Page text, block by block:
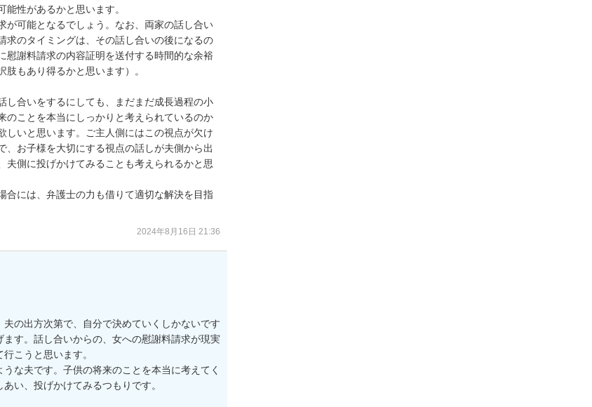
性があるかと思います。
可能となるでしょう。なお、両家の話し合い
求のタイミングは、その話し合いの後になるの
慰謝料請求の内容証明を送付する時間的な余裕
もあり得るかと思います）。
合いをするにしても、まだまだ成長過程の小
のことを本当にしっかりと考えられているのか
しいと思います。ご主人側にはこの視点が欠け
お子様を大切にする視点の話しが夫側から出
夫側に投げかけてみることも考えられるかと思
には、弁護士の力も借りて適切な解決を目指
2024年8月16日 21:36
の出方次第で、自分で決めていくしかないです
す。話し合いからの、女への慰謝料請求が現実
こうと思います。
な夫です。子供の将来のことを本当に考えてく
い、投げかけてみるつもりです。